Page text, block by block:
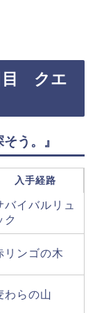
目 クエ
う。』
入手経路
バイバルリュ
ク
リンゴの木
わらの山